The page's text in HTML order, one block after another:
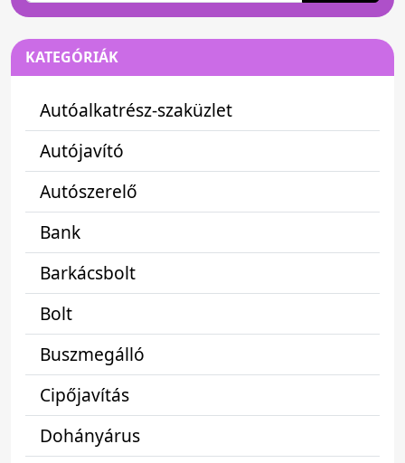
KATEGÓRIÁK
Autóalkatrész-szaküzlet
Autójavító
Autószerelő
Bank
Barkácsbolt
Bolt
Buszmegálló
Cipőjavítás
Dohányárus